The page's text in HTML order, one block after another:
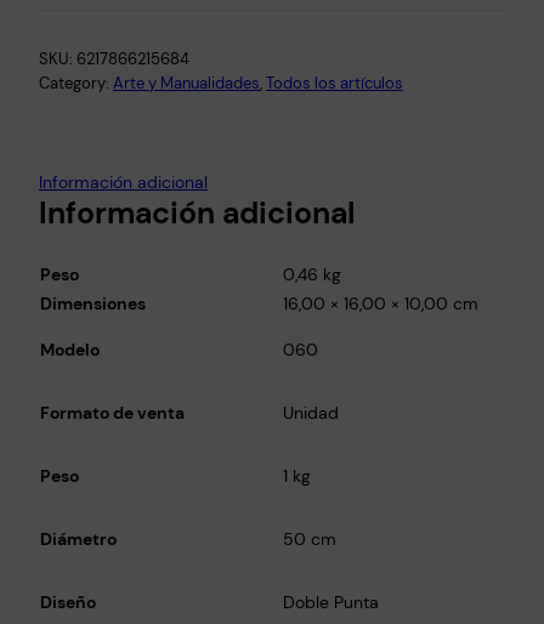
a
d
s
T
u
c
h
l
r
s
SKU: 6217866215684
Category: Arte y Manualidades, Todos los artículos
Información adicional
Información adicional
Peso
0,46 kg
Dimensiones
16,00 × 16,00 × 10,00 cm
Modelo 060
Formato de venta Unidad
Peso 1 kg
Diámetro 50 cm
Diseño Doble Punta